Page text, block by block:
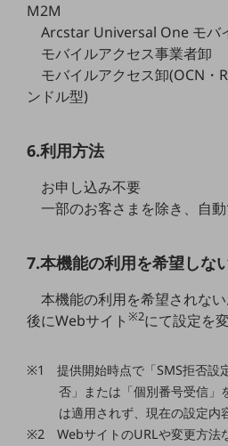
セキュリティ対策
遠隔監視
顧客体験（CX）改善
人材不足解消
業種・業態で探すTOP
一次産業
モビリティ
製造・建設業
M2M
Arcstar Universal One モバ
モバイルアクセス事業者卸
モバイルアクセス卸(OCN・
ンドル型)
6.利用方法
お申し込み不要
一部のお客さまを除き、自
7.本機能の利用を希望しな
本機能の利用を希望されな
後にWebサイト※2にて設定を
※1 提供開始時点で「SMS拒否設
否」または「個別番号受信」
は適用されず、現在の設定内
※2 WebサイトのURLや変更方法